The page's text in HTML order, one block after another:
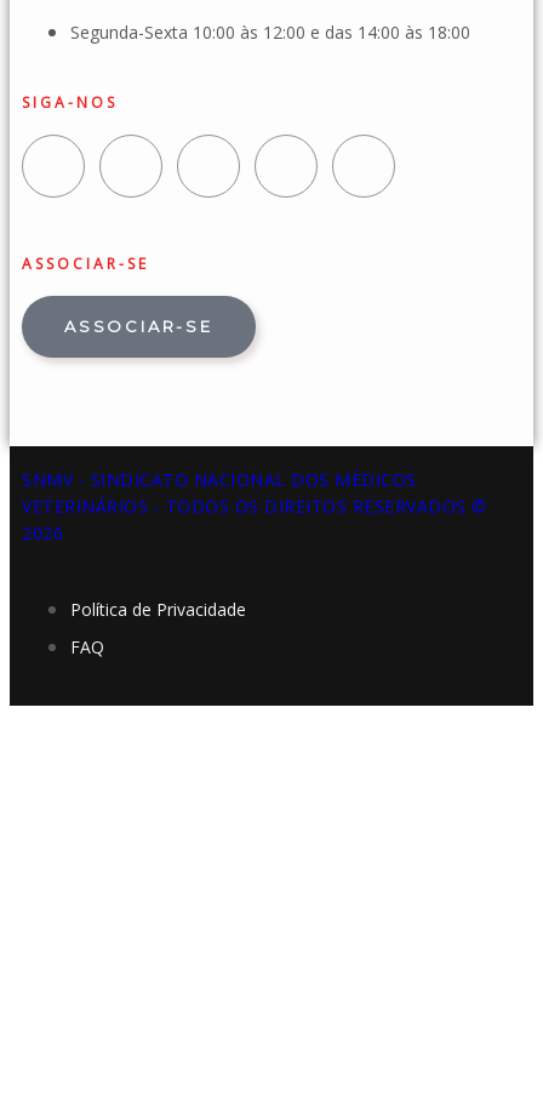
Segunda-Sexta 10:00 às 12:00 e das 14:00 às 18:00
SIGA-NOS
ASSOCIAR-SE
ASSOCIAR-SE
SNMV - SINDICATO NACIONAL DOS MÉDICOS
VETERINÁRIOS - TODOS OS DIREITOS RESERVADOS ©
2026
Política de Privacidade
FAQ